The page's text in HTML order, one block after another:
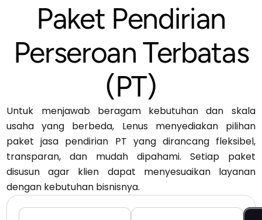
Paket Pendirian
Perseroan Terbatas
(PT)
Untuk menjawab beragam kebutuhan dan skala
usaha yang berbeda, Lenus menyediakan pilihan
paket jasa pendirian PT yang dirancang fleksibel,
transparan, dan mudah dipahami. Setiap paket
disusun agar klien dapat menyesuaikan layanan
dengan kebutuhan bisnisnya.